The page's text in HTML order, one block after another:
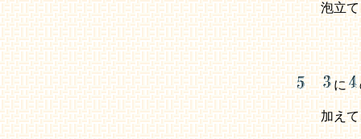
泡立
に
加え